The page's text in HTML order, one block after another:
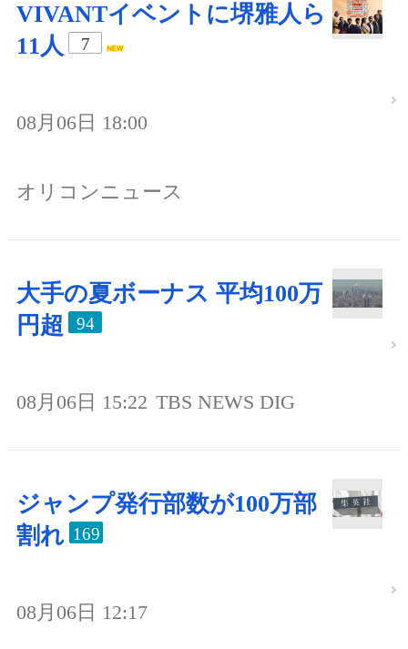
VIVANTイベントに堺雅人ら
11人
7
08月06日 18:00
オリコンニュース
大手の夏ボーナス 平均100万
円超
94
08月06日 15:22 TBS NEWS DIG
ジャンプ発行部数が100万部
割れ 169
08月06日 12:17